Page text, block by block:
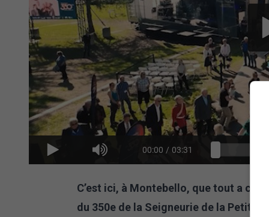
00:00 / 03:31
C’est ici, à Montebello, que tout a
du 350e de la Seigneurie de la Petite-